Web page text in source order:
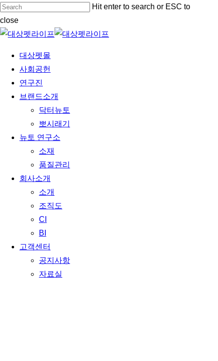
Skip
to
main
Hit enter to search or ESC to
close
Close
Menu 대상펫몰
사회공헌
연구진
브랜드소개
닥터뉴토
뽀시래기
뉴토 연구소
소재
품질관리
회사소개
소개
조직도
CI
BI
고객센터
공지사항
자료실